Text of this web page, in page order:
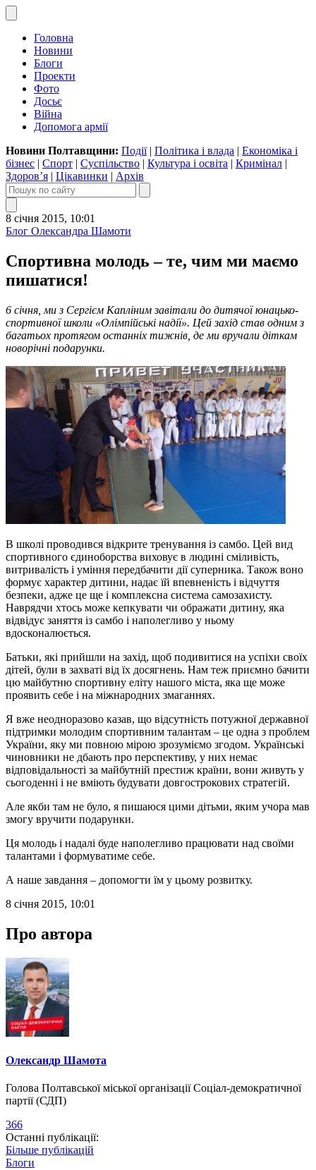
Головна
Новини
Блоги
Проекти
Фото
Досьє
Війна
Допомога армії
Новини Полтавщини: Події| Політика і влада | Економіка і
бізнес | Спорт | Суспільство | Культура і освіта | Кримінал |
Здоров’я | Цікавинки | Архів
8 січня 2015, 10:01
Блог Олександра Шамоти
Спортивна молодь – те, чим ми маємо
пишатися!
6 січня, ми з Сергієм Капліним завітали до дитячої юнацько-
спортивної школи «Олімпійські надії». Цей захід став одним з
багатьох протягом останніх тижнів, де ми вручали діткам
новорічні подарунки.
В школі проводився відкрите тренування із самбо. Цей вид
спортивного єдиноборства виховує в людині сміливість,
витривалість і уміння передбачити дії суперника. Також воно
формує характер дитини, надає їй впевненість і відчуття
безпеки, адже це ще і комплексна система самозахисту.
Наврядчи хтось може кепкувати чи ображати дитину, яка
відвідує заняття із самбо і наполегливо у ньому
вдосконалюється.
Батьки, які прийшли на захід, щоб подивитися на успіхи своїх
дітей, були в захваті від їх досягнень. Нам теж приємно бачити
цю майбутню спортивну еліту нашого міста, яка ще може
проявить себе і на міжнародних змаганнях.
Я вже неодноразово казав, що відсутність потужної державної
підтримки молодим спортивним талантам – це одна з проблем
України, яку ми повною мірою зрозуміємо згодом. Українські
чиновники не дбають про перспективу, у них немає
відповідальності за майбутній престиж країни, вони живуть у
сьогоденні і не вміють будувати довгострокових стратегій.
Але якби там не було, я пишаюся цими дітьми, яким учора мав
змогу вручити подарунки.
Ця молодь і надалі буде наполегливо працювати над своїми
талантами і формуватиме себе.
А наше завдання – допомогти їм у цьому розвитку.
8 січня 2015, 10:01
Про автора
Олександр Шамота
Голова Полтавської міської організації Соціал-демократичної
партії (СДП)
366
Останні публікації:
Більше публікацій
Блоги